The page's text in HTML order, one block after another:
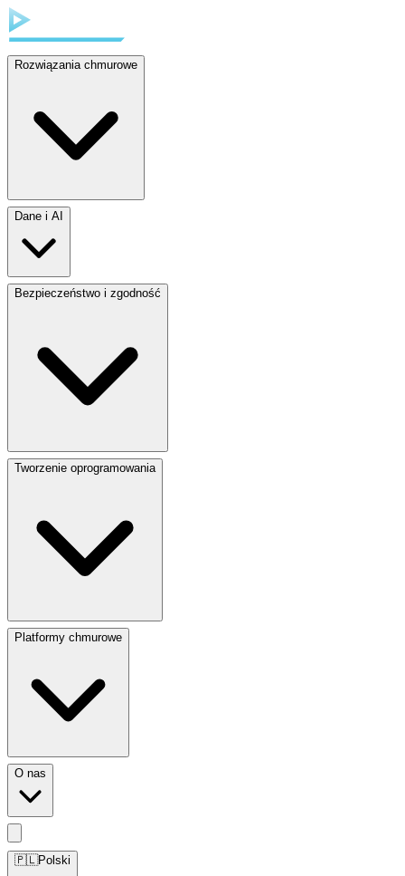
Rozwiązania chmurowe
Dane i AI
Bezpieczeństwo i zgodność
Tworzenie oprogramowania
Platformy chmurowe
O nas
🇵🇱Polski